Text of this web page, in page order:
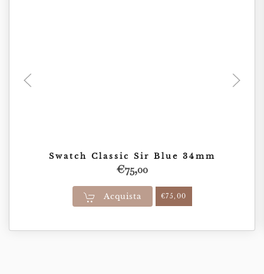
Swatch Classic Sir Blue 34mm
€75,00
Acquista €75,00